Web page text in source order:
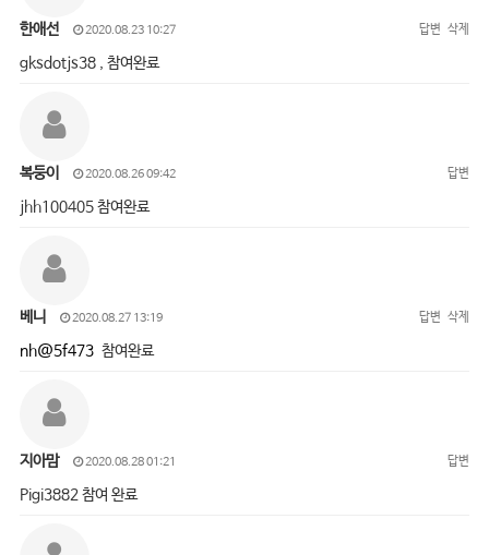
한애선 2020.08.23 10:27 답변 삭제
gksdotjs38 , 참여완료
복둥이 2020.08.26 09:42 답변
jhh100405 참여완료
베니 2020.08.27 13:19 답변 삭제
nh@5f473참여완료
지아맘 2020.08.28 01:21 답변
Pigi3882 참여 완료